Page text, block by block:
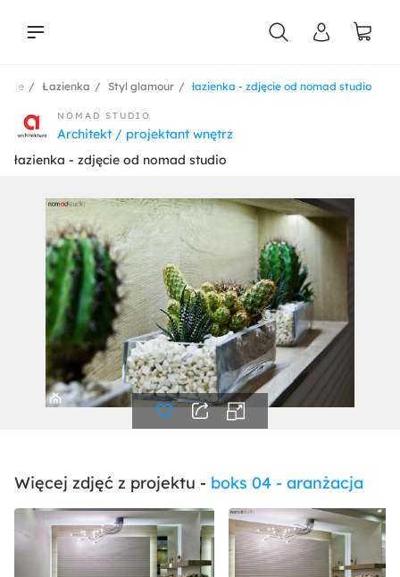
łazienka - zdjęcie od nomad studio
Styl glamour
Łazienka
NOMAD STUDIO
Architekt / projektant wnętrz
łazienka - zdjęcie od nomad studio
Więcej zdjęć z projektu - boks 04 - aranżacja